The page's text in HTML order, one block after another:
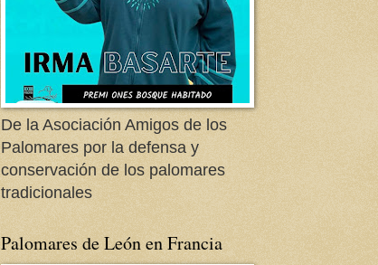
De la Asociación Amigos de los
Palomares por la defensa y
conservación de los palomares
tradicionales
Palomares de León en Francia